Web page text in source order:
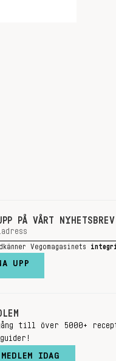
PÅ VÅRT NYHETSBREV
Vegomagasinets
UPP
till över 5000+
IDAG